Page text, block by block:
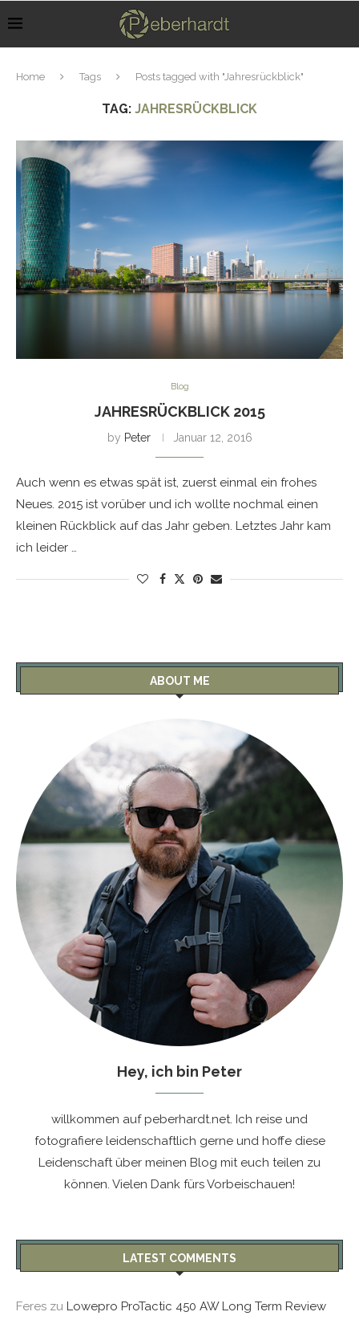
Home Tags Posts tagged with "Jahresrückblick"
TAG: JAHRESRÜCKBLICK
Blog
JAHRESRÜCKBLICK 2015
by Peter Januar 12, 2016
Auch wenn es etwas spät ist, zuerst einmal ein frohes
Neues. 2015 ist vorüber und ich wollte nochmal einen
kleinen Rückblick auf das Jahr geben. Letztes Jahr kam
ich leider …
ABOUT ME
Hey, ich bin Peter
willkommen auf peberhardt.net. Ich reise und
fotografiere leidenschaftlich gerne und hoffe diese
Leidenschaft über meinen Blog mit euch teilen zu
können. Vielen Dank fürs Vorbeischauen!
LATEST COMMENTS
Feres zu Lowepro ProTactic 450 AW Long Term Review